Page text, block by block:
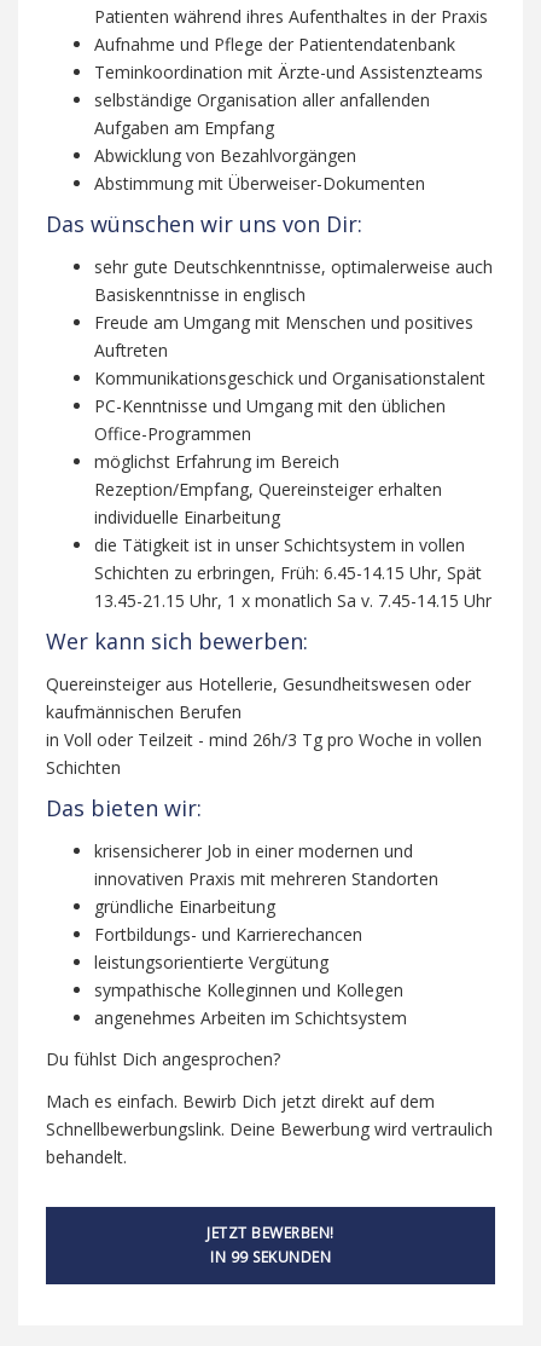
Patienten während ihres Aufenthaltes in der Praxis
Aufnahme und Pflege der Patientendatenbank
Teminkoordination mit Ärzte-und Assistenzteams
selbständige Organisation aller anfallenden
Aufgaben am Empfang
Abwicklung von Bezahlvorgängen
Abstimmung mit Überweiser-Dokumenten
Das wünschen wir uns von Dir:
sehr gute Deutschkenntnisse, optimalerweise auch
Basiskenntnisse in englisch
Freude am Umgang mit Menschen und positives
Auftreten
Kommunikationsgeschick und Organisationstalent
PC-Kenntnisse und Umgang mit den üblichen
Office-Programmen
möglichst Erfahrung im Bereich
Rezeption/Empfang, Quereinsteiger erhalten
individuelle Einarbeitung
die Tätigkeit ist in unser Schichtsystem in vollen
Schichten zu erbringen, Früh: 6.45-14.15 Uhr, Spät
13.45-21.15 Uhr, 1 x monatlich Sa v. 7.45-14.15 Uhr
Wer kann sich bewerben:
Quereinsteiger aus Hotellerie, Gesundheitswesen oder
kaufmännischen Berufen
in Voll oder Teilzeit - mind 26h/3 Tg pro Woche in vollen
Schichten
Das bieten wir:
krisensicherer Job in einer modernen und
innovativen Praxis mit mehreren Standorten
gründliche Einarbeitung
Fortbildungs- und Karrierechancen
leistungsorientierte Vergütung
sympathische Kolleginnen und Kollegen
angenehmes Arbeiten im Schichtsystem
Du fühlst Dich angesprochen?
Mach es einfach. Bewirb Dich jetzt direkt auf dem
Schnellbewerbungslink. Deine Bewerbung wird vertraulich
behandelt.
JETZT BEWERBEN!
IN 99 SEKUNDEN